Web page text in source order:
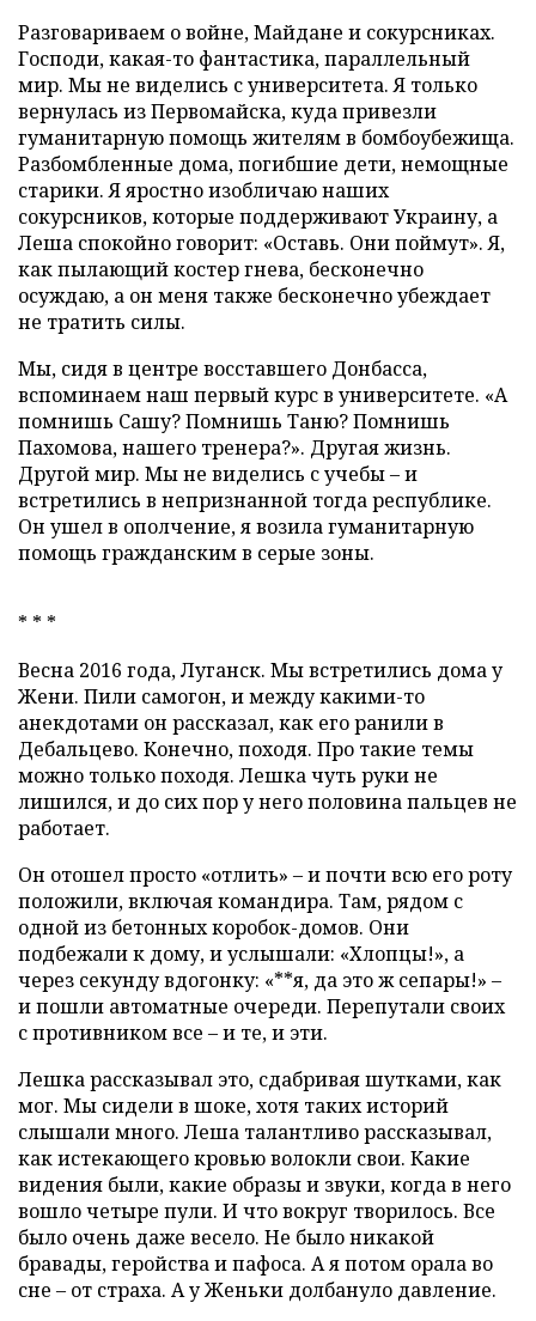
Разговариваем о войне, Майдане и сокурсниках.
Господи, какая-то фантастика, параллельный
мир. Мы не виделись с университета. Я только
вернулась из Первомайска, куда привезли
гуманитарную помощь жителям в бомбоубежища.
Разбомбленные дома, погибшие дети, немощные
старики. Я яростно изобличаю наших
сокурсников, которые поддерживают Украину, а
Леша спокойно говорит: «Оставь. Они поймут». Я,
как пылающий костер гнева, бесконечно
осуждаю, а он меня также бесконечно убеждает
не тратить силы.
Мы, сидя в центре восставшего Донбасса,
вспоминаем наш первый курс в университете. «А
помнишь Сашу? Помнишь Таню? Помнишь
Пахомова, нашего тренера?». Другая жизнь.
Другой мир. Мы не виделись с учебы – и
встретились в непризнанной тогда республике.
Он ушел в ополчение, я возила гуманитарную
помощь гражданским в серые зоны.
* * *
Весна 2016 года, Луганск. Мы встретились дома у
Жени. Пили самогон, и между какими-то
анекдотами он рассказал, как его ранили в
Дебальцево. Конечно, походя. Про такие темы
можно только походя. Лешка чуть руки не
лишился, и до сих пор у него половина пальцев не
работает.
Он отошел просто «отлить» – и почти всю его роту
положили, включая командира. Там, рядом с
одной из бетонных коробок-домов. Они
подбежали к дому, и услышали: «Хлопцы!», а
через секунду вдогонку: «**я, да это ж сепары!» –
и пошли автоматные очереди. Перепутали своих
с противником все – и те, и эти.
Лешка рассказывал это, сдабривая шутками, как
мог. Мы сидели в шоке, хотя таких историй
слышали много. Леша талантливо рассказывал,
как истекающего кровью волокли свои. Какие
видения были, какие образы и звуки, когда в него
вошло четыре пули. И что вокруг творилось. Все
было очень даже весело. Не было никакой
бравады, геройства и пафоса. А я потом орала во
сне – от страха. А у Женьки долбануло давление.